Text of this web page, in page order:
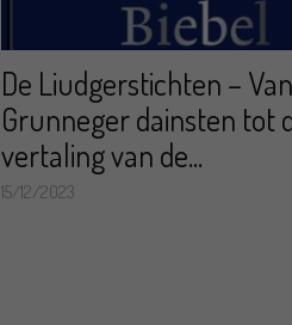
De Liudgerstichten – Van
Grunneger dainsten tot
vertaling van de...
15/12/2023